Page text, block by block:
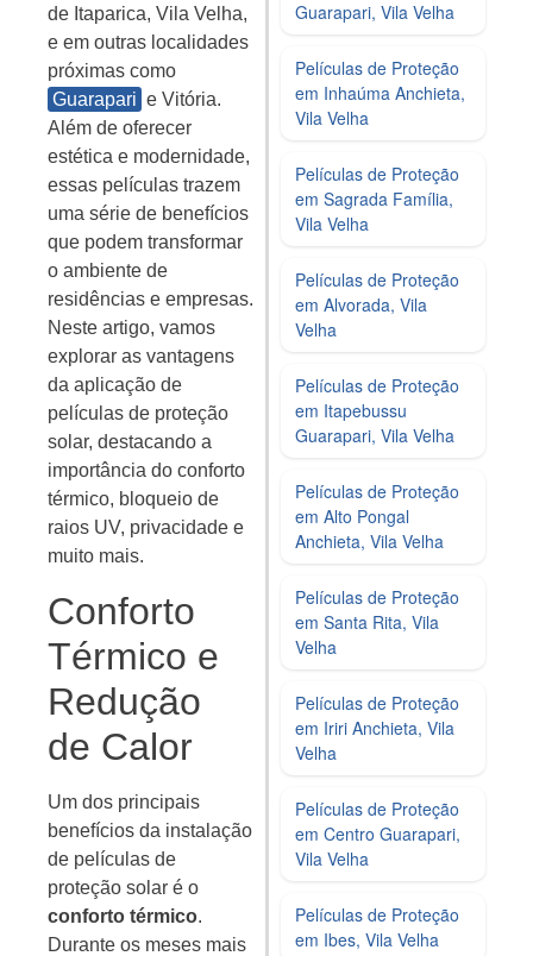
de Itaparica, Vila Velha,
e em outras localidades
próximas como
Guarapari e Vitória.
Além de oferecer
estética e modernidade,
essas películas trazem
uma série de benefícios
que podem transformar
o ambiente de
residências e empresas.
Neste artigo, vamos
explorar as vantagens
da aplicação de
películas de proteção
solar, destacando a
importância do conforto
térmico, bloqueio de
raios UV, privacidade e
muito mais.
Conforto
Térmico e
Redução
de Calor
Um dos principais
benefícios da instalação
de películas de
proteção solar é o
conforto térmico.
Durante os meses mais
Guarapari, Vila Velha
Películas de Proteção
em Inhaúma Anchieta,
Vila Velha
Películas de Proteção
em Sagrada Família,
Vila Velha
Películas de Proteção
em Alvorada, Vila
Velha
Películas de Proteção
em Itapebussu
Guarapari, Vila Velha
Películas de Proteção
em Alto Pongal
Anchieta, Vila Velha
Películas de Proteção
em Santa Rita, Vila
Velha
Películas de Proteção
em Iriri Anchieta, Vila
Velha
Películas de Proteção
em Centro Guarapari,
Vila Velha
Películas de Proteção
em Ibes, Vila Velha